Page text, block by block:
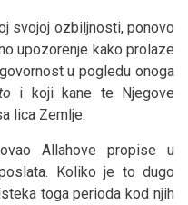
svojoj ozbiljnosti, ponovo
upozorenje kako prolaze
u pogledu onoga
i koji kane te Njegove
lica Zemlje.
Allahove propise u
Koliko je to dugo
toga perioda kod njih